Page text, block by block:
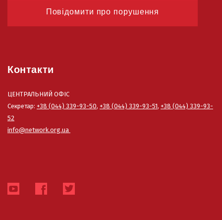
Повідомити про порушення
Контакти
ЦЕНТРАЛЬНИЙ ОФІС
Секретар: +38 (044) 339-93-50, +38 (044) 339-93-51, +38 (044) 339-93-
52
info@network.org.ua